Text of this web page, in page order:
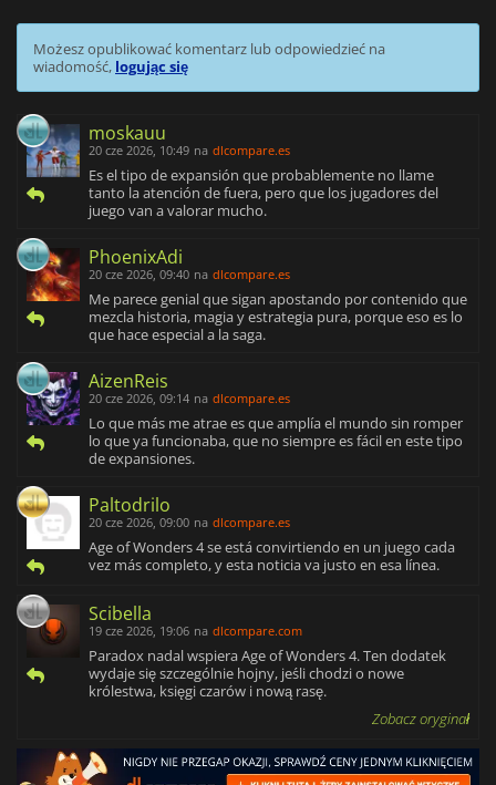
Możesz opublikować komentarz lub odpowiedzieć na
wiadomość, logując się
moskauu
20 cze 2026, 10:49 na dlcompare.es
Es el tipo de expansión que probablemente no llame
tanto la atención de fuera, pero que los jugadores del
juego van a valorar mucho.
PhoenixAdi
20 cze 2026, 09:40 na dlcompare.es
Me parece genial que sigan apostando por contenido que
mezcla historia, magia y estrategia pura, porque eso es lo
que hace especial a la saga.
AizenReis
20 cze 2026, 09:14 na dlcompare.es
Lo que más me atrae es que amplía el mundo sin romper
lo que ya funcionaba, que no siempre es fácil en este tipo
de expansiones.
Paltodrilo
20 cze 2026, 09:00 na dlcompare.es
Age of Wonders 4 se está convirtiendo en un juego cada
vez más completo, y esta noticia va justo en esa línea.
Scibella
19 cze 2026, 19:06 na dlcompare.com
Paradox nadal wspiera Age of Wonders 4. Ten dodatek
wydaje się szczególnie hojny, jeśli chodzi o nowe
królestwa, księgi czarów i nową rasę.
Zobacz oryginał